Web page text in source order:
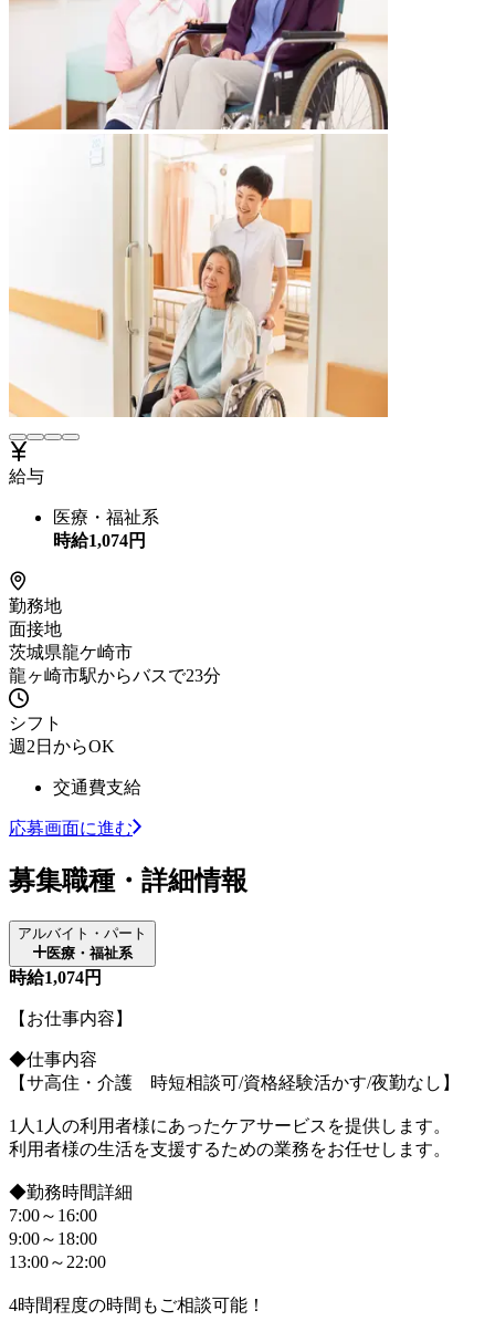
給与
医療・福祉系
時給1,074円
勤務地
面接地
茨城県龍ケ崎市
龍ヶ崎市駅からバスで23分
シフト
週2日からOK
交通費支給
応募画面に進む
募集職種・詳細情報
アルバイト・パート
医療・福祉系
時給1,074円
【お仕事内容】
◆仕事内容
【サ高住・介護 時短相談可/資格経験活かす/夜勤なし】
1人1人の利用者様にあったケアサービスを提供します。
利用者様の生活を支援するための業務をお任せします。
◆勤務時間詳細
7:00～16:00
9:00～18:00
13:00～22:00
4時間程度の時間もご相談可能！